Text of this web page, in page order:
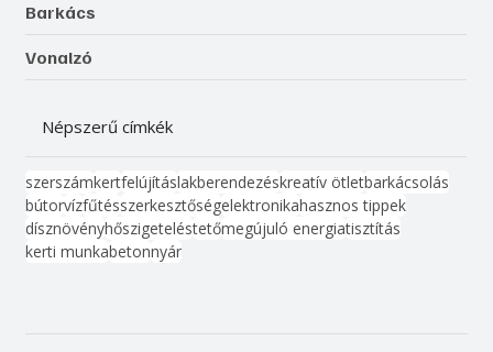
Barkács
Vonalzó
Népszerű címkék
szerszámkertfelújításlakberendezéskreatív ötletbarkácsolás
bútorvízfűtésszerkesztőségelektronikahasznos tippek
dísznövényhőszigeteléstetőmegújuló energiatisztítás
kerti munkabetonnyár